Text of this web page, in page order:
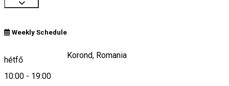
Weekly Schedule
hétfő
10:00 - 19:00
Kalonda/Calonda Korond, Romania